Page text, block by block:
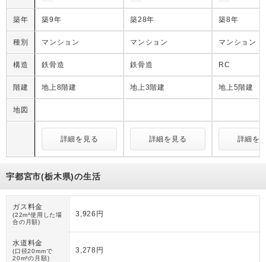
築年 築9年 築28年 築8年
種別 マンション マンション マンション
構造 鉄骨造 鉄骨造 RC
階建 地上8階建 地上3階建 地上5階建
地図
詳細を見る 詳細を見る 詳細を
宇都宮市(栃木県)の生活
ガス料金
(22m³使用した場
合の月額)
3,926円
水道料金
(口径20mmで
20m³の月額)
3,278円